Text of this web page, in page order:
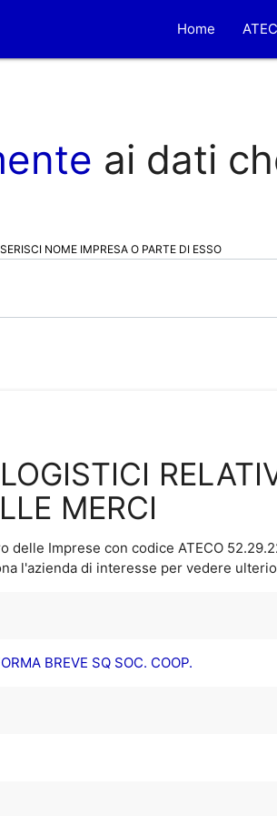
Home
ai dati
NOME IMPRESA O PARTE DI ESSO
MERCI
delle Imprese con codice ATECO
l'azienda di interesse per vedere
BREVE SQ SOC. COOP.